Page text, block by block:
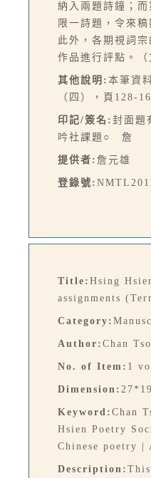
納入兩題詩鐘；
限一詩題，令來
此外，各期視詞
作品進行評點。（
其他說明: 本筆資
（四），頁128-
印記/簽名: 封面
吟社課題○ 詹
提供者: 詹元雄
登錄號:
Title: Hsing
assignments
Category:
Author: Chan
No. of Item: 1
Dimension:
Keyword: Chan
Hsien Poetry
Chinese poetry |
Description: